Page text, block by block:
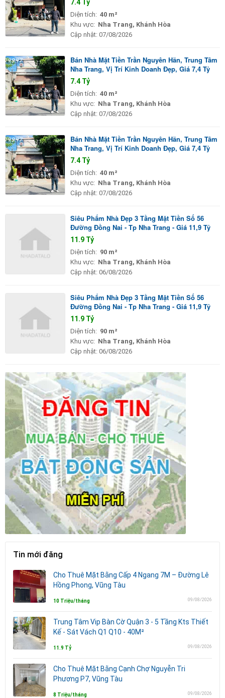
7.4 Tỷ
Diện tích: 40 m²
Khu vực: Nha Trang, Khánh Hòa
Cập nhật: 07/08/2026
Bán Nhà Mặt Tiền Trần Nguyên Hãn, Trung Tâm
Nha Trang, Vị Trí Kinh Doanh Đẹp, Giá 7,4 Tỷ
7.4 Tỷ
Diện tích: 40 m²
Khu vực: Nha Trang, Khánh Hòa
Cập nhật: 07/08/2026
Bán Nhà Mặt Tiền Trần Nguyên Hãn, Trung Tâm
Nha Trang, Vị Trí Kinh Doanh Đẹp, Giá 7,4 Tỷ
7.4 Tỷ
Diện tích: 40 m²
Khu vực: Nha Trang, Khánh Hòa
Cập nhật: 07/08/2026
Siêu Phẩm Nhà Đẹp 3 Tầng Mặt Tiền Số 56
Đường Đồng Nai - Tp Nha Trang - Giá 11,9 Tỷ
11.9 Tỷ
Diện tích: 90 m²
Khu vực: Nha Trang, Khánh Hòa
Cập nhật: 06/08/2026
Siêu Phẩm Nhà Đẹp 3 Tầng Mặt Tiền Số 56
Đường Đồng Nai - Tp Nha Trang - Giá 11,9 Tỷ
11.9 Tỷ
Diện tích: 90 m²
Khu vực: Nha Trang, Khánh Hòa
Cập nhật: 06/08/2026
Tin mới đăng
Cho Thuê Mặt Bằng Cấp 4 Ngang 7M – Đường Lê
Hồng Phong, Vũng Tàu
10 Triệu/tháng 09/08/2026
Trung Tâm Vip Bàn Cờ Quận 3 - 5 Tầng Kts Thiết
Kế - Sát Vách Q1 Q10 - 40M²
11.9 Tỷ 09/08/2026
Cho Thuê Mặt Bằng Cạnh Chợ Nguyễn Tri
Phương P7, Vũng Tàu
8 Triệu/tháng 09/08/2026